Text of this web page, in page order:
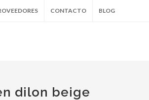
CONTACTO BLOG
dilon beige